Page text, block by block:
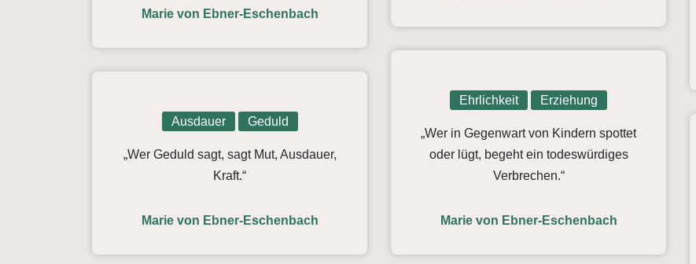
Marie von Ebner-Eschenbach
Ehrlichkeit Erziehung
„Wer in Gegenwart von Kindern spottet
oder lügt, begeht ein todeswürdiges
Verbrechen.“
Marie von Ebner-Eschenbach
Ausdauer Geduld
„Wer Geduld sagt, sagt Mut, Ausdauer,
Kraft.“
Marie von Ebner-Eschenbach